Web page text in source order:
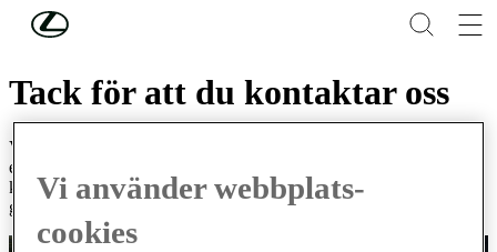
Hoppa till huvudinnehåll
Ditt ärende har skickats in
Tack för att du kontaktar oss
Vi återkommer till dig inom två arbetstimmar, antingen via e-post
eller per telefon beroende på ditt önskemål. Om du valde att bli
kontaktad med e-post så har du dessutom fått ett automatiskt
genererat e-post. Det behöver du inte bry dig om.
Vi använder webbplats-
cookies